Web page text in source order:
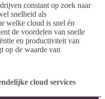
constant op zoek naar
snelheid als
welke cloud is snel én
de voordelen van snelle
en productiviteit van
op de waarde van
cloud services